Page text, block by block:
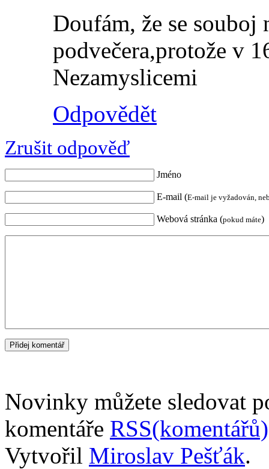
Doufám, že se souboj
podvečera,protože v
Nezamyslicemi
Odpovědět
Zrušit odpověď
Jméno
E-mail (E-mail je vyžadován,
Webová stránka (pokud máte)
Novinky můžete sledovat
komentáře RSS(komentářů)
Vytvořil Miroslav Pešťák.